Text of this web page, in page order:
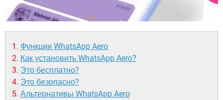
Функции WhatsApp Aero
Как установить WhatsApp Aero?
Это бесплатно?
Это безопасно?
Альтернативы WhatsApp Aero